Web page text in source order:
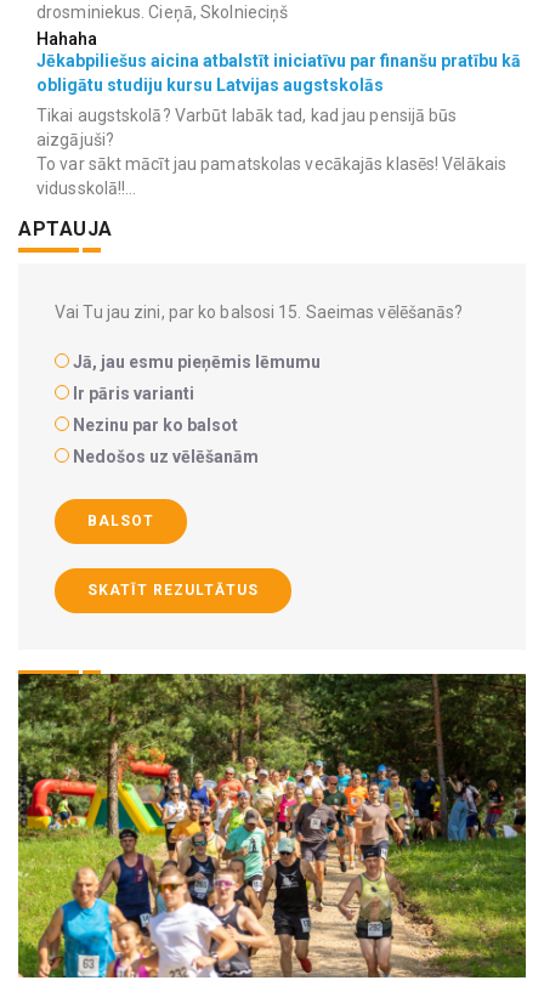
drosminiekus. Cieņā, Skolnieciņš
Hahaha
Jēkabpiliešus aicina atbalstīt iniciatīvu par finanšu pratību kā
obligātu studiju kursu Latvijas augstskolās
Tikai augstskolā? Varbūt labāk tad, kad jau pensijā būs
aizgājuši?
To var sākt mācīt jau pamatskolas vecākajās klasēs! Vēlākais
vidusskolā!!...
APTAUJA
Vai Tu jau zini, par ko balsosi 15. Saeimas vēlēšanās?
Jā, jau esmu pieņēmis lēmumu
Ir pāris varianti
Nezinu par ko balsot
Nedošos uz vēlēšanām
BALSOT
SKATĪT REZULTĀTUS